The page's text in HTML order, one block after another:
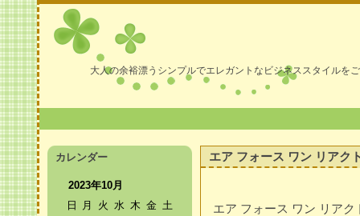
大人の余裕漂うシンプルでエレガントなビジネススタイルを
エア フォース ワン リアク
エア フォース ワン リア
カレンダー
2023年10月
日
月 火 水 木 金 土